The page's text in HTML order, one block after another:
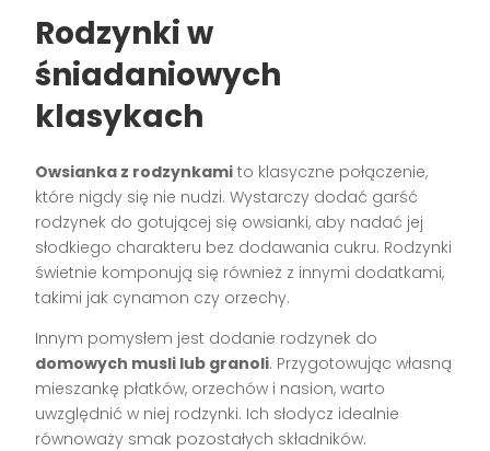
Rodzynki w
śniadaniowych
klasykach
Owsianka z rodzynkami to klasyczne połączenie,
które nigdy się nie nudzi. Wystarczy dodać garść
rodzynek do gotującej się owsianki, aby nadać jej
słodkiego charakteru bez dodawania cukru. Rodzynki
świetnie komponują się również z innymi dodatkami,
takimi jak cynamon czy orzechy.
Innym pomysłem jest dodanie rodzynek do
domowych musli lub granoli. Przygotowując własną
mieszankę płatków, orzechów i nasion, warto
uwzględnić w niej rodzynki. Ich słodycz idealnie
równoważy smak pozostałych składników.